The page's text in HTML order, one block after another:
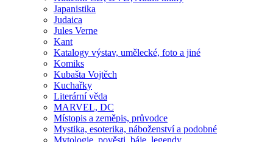
Japanistika
Judaica
Jules Verne
Kant
Katalogy výstav, umělecké, foto a jiné
Komiks
Kubašta Vojtěch
Kuchařky
Literární věda
MARVEL, DC
Místopis a zeměpis, průvodce
Mystika, esoterika, náboženství a podobné
Mytologie, pověsti, báje, legendy